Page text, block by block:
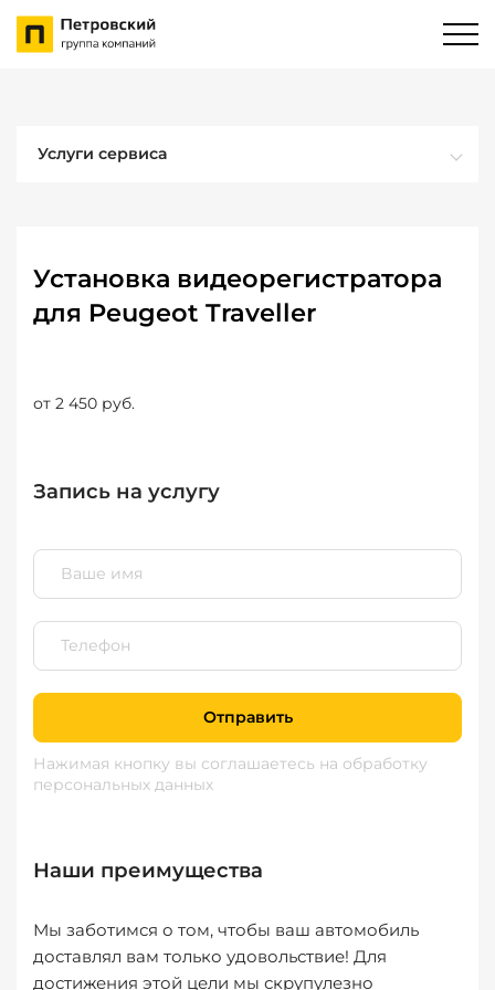
Услуги сервиса
Установка видеорегистратора
для Peugeot Traveller
от 2 450 руб.
Запись на услугу
Отправить
Нажимая кнопку вы соглашаетесь на обработку
персональных данных
Наши преимущества
Мы заботимся о том, чтобы ваш автомобиль
доставлял вам только удовольствие! Для
достижения этой цели мы скрупулезно